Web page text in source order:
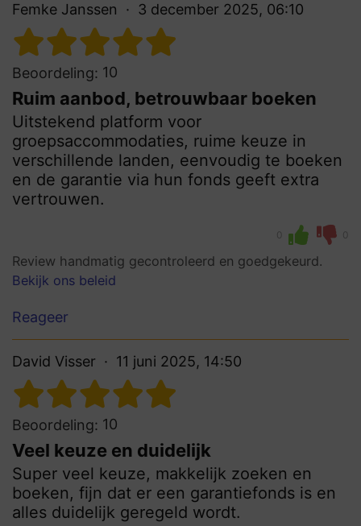
Femke Janssen 3 december 2025, 06:10
Beoordeling: 10
Ruim aanbod, betrouwbaar boeken
Uitstekend platform voor
groepsaccommodaties, ruime keuze in
verschillende landen, eenvoudig te boeken
en de garantie via hun fonds geeft extra
vertrouwen.
0 0
Review handmatig gecontroleerd en goedgekeurd.
Bekijk ons beleid
Reageer
David Visser 11 juni 2025, 14:50
Beoordeling: 10
Veel keuze en duidelijk
Super veel keuze, makkelijk zoeken en
boeken, fijn dat er een garantiefonds is en
alles duidelijk geregeld wordt.